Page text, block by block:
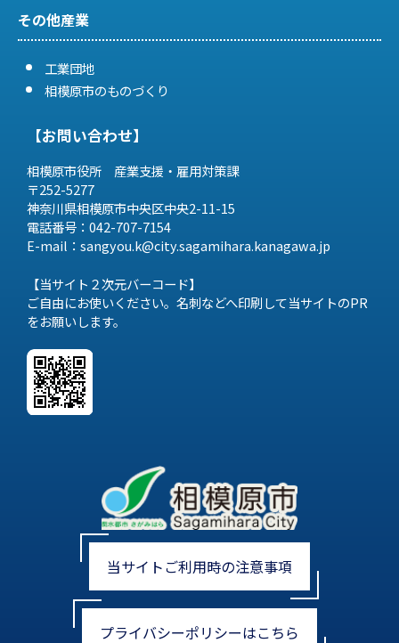
その他産業
工業団地
相模原市のものづくり
【お問い合わせ】
相模原市役所 産業支援・雇用対策課
〒252-5277
神奈川県相模原市中央区中央2-11-15
電話番号：042-707-7154
E-mail：sangyou.k@city.sagamihara.kanagawa.jp
【当サイト２次元バーコード】
ご自由にお使いください。名刺などへ印刷して当サイトのPR
をお願いします。
当サイトご利用時の注意事項
プライバシーポリシーはこちら